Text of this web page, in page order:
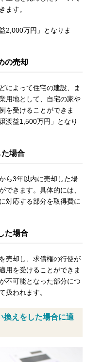
ます。
2,000万円」となりま
の売却
によって住宅の建設、ま
用地として、自宅の家や
を受けることができま
渡益1,500万円」となり
場合
ら3年以内に売却した場
できます。具体的には、
対応する部分を取得費に
た場合
売却し、求償権の行使が
用を受けることができま
不可能となった部分につ
扱われます。
換えをした場合に適